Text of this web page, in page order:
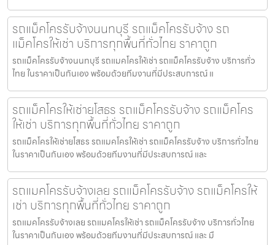
รถแม็คโครรับจ้างนนทบุรี รถแม็คโครรับจ้าง รถ
แม็คโครให้เช่า บริการทุกพื้นที่ทั่วไทย ราคาถูก
รถแม็คโครรับจ้างนนทบุรี รถแมคโครให้เช่า รถแม็คโครรับจ้าง บริการทั่ว
ไทย ในราคาเป็นกันเอง พร้อมด้วยทีมงานที่มีประสบการณ์ แ
รถแม็คโครให้เช่ายโสธร รถแม็คโครรับจ้าง รถแม็คโคร
ให้เช่า บริการทุกพื้นที่ทั่วไทย ราคาถูก
รถแม็คโครให้เช่ายโสธร รถแมคโครให้เช่า รถแม็คโครรับจ้าง บริการทั่วไทย
ในราคาเป็นกันเอง พร้อมด้วยทีมงานที่มีประสบการณ์ และ
รถแมคโครรับจ้างเลย รถแม็คโครรับจ้าง รถแม็คโครให้
เช่า บริการทุกพื้นที่ทั่วไทย ราคาถูก
รถแมคโครรับจ้างเลย รถแมคโครให้เช่า รถแม็คโครรับจ้าง บริการทั่วไทย
ในราคาเป็นกันเอง พร้อมด้วยทีมงานที่มีประสบการณ์ และ มื